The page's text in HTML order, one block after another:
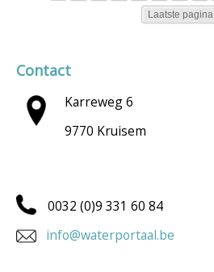
Laatste pagina
Contact
Karreweg 6
9770 Kruisem
0032 (0)9 331 60 84
info@waterportaal.be